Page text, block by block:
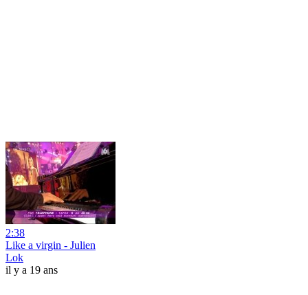
2:38
Like a virgin - Julien
Lok
il y a 19 ans